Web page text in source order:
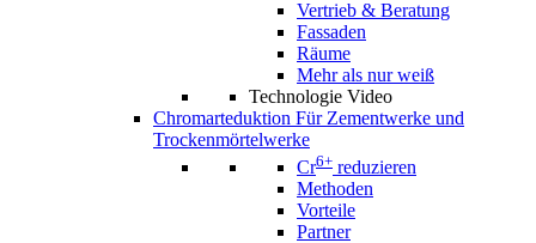
Vertrieb & Beratung
Fassaden
Räume
Mehr als nur weiß
Technologie Video
Chromarteduktion Für Zementwerke und
Trockenmörtelwerke
Cr6+ reduzieren
Methoden
Vorteile
Partner